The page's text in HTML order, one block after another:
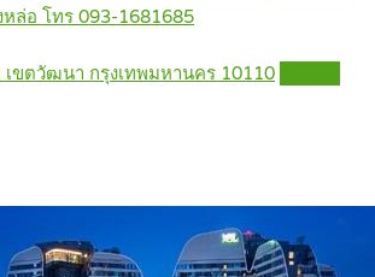
ล่อ โทร 093-1681685
เขตวัฒนา กรุงเทพมหานคร 10110